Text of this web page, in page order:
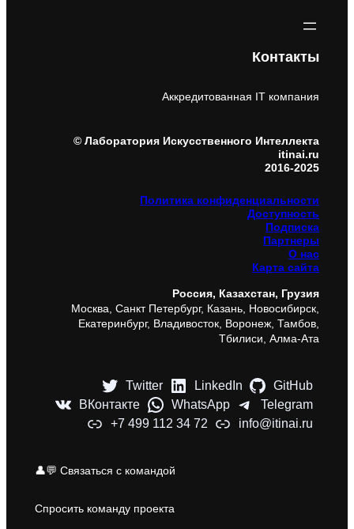
Контакты
Аккредитованная IT компания
© Лаборатория Искусственного Интеллекта
itinai.ru
2016-2025
Политика конфиденциальности
Доступность
Подписка
Партнеры
О нас
Карта сайта
Россия, Казахстан, Грузия
Москва, Санкт Петербург, Казань, Новосибирск,
Екатеринбург, Владивосток, Воронеж, Тамбов,
Тбилиси, Алма-Ата
Twitter LinkedIn
GitHub
ВКонтакте
WhatsApp
Telegram
+7 499 112 34 72
info@itinai.ru
👤💬 Связаться с командой
Спросить команду проекта